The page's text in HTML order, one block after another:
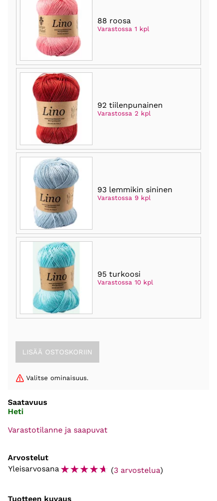
88 roosa
Varastossa 1 kpl
92 tiilenpunainen
Varastossa 2 kpl
93 lemmikin sininen
Varastossa 9 kpl
95 turkoosi
Varastossa 10 kpl
Valitse ominaisuus.
Saatavuus
Heti
Varastotilanne ja saapuvat
Arvostelut
Yleisarvosana☆☆☆☆☆ (3 arvostelua)
Tuotteen kuvaus